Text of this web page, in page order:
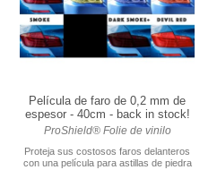
Película de faro de 0,2 mm de
espesor - 40cm - back in stock!
ProShield® Folie de vinilo
Proteja sus costosos faros delanteros
con una película para astillas de piedra